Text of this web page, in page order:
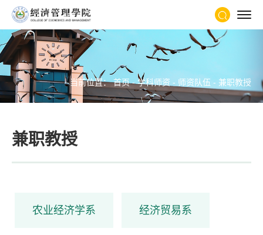
当前位置：首页-学科师资 - 师资队伍 - 兼职教授
兼职教授
农业经济学系 经济贸易系